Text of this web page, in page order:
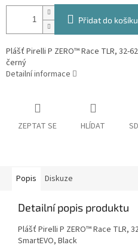
Přidat do košíku
Plášť Pirelli P ZERO™ Race TLR, 32-
černý
Detailní informace
ZEPTAT SE HLÍDAT
Popis Diskuze
Detailní popis produktu
Plášť Pirelli P ZERO™ Race TLR,
SmartEVO, Black